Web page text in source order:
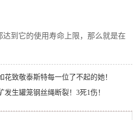
到它的使用寿命上限，那么就是在
花致敬泰斯特每一位了不起的她！
发生罐笼钢丝绳断裂！3死1伤！